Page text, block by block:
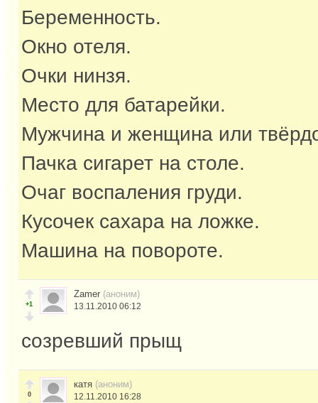
Беременность.
Окно отеля.
Очки нинзя.
Место для батарейки.
Мужчина и женщина или
Пачка сигарет на столе.
Очаг воспаления груди.
Кусочек сахара на ложке.
Машина на повороте.
+1
Zamer (аноним)
13.11.2010 06:12
созревший прыщ
0
катя (аноним)
12.11.2010 16:28